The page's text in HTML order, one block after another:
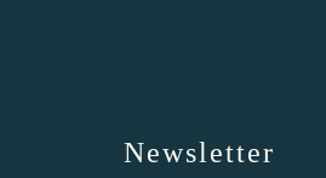
Newsletter